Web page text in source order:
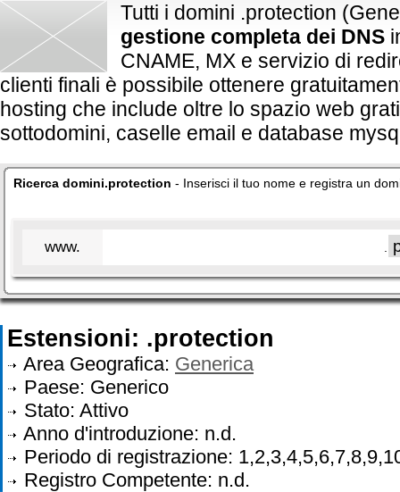
Tutti i domini .protection
gestione completa dei DNS
CNAME, MX e servizio di
clienti finali è possibile ottenere
hosting che include oltre lo spazio web
sottodomini, caselle email e database
Ricerca domini.protection - Inserisci il tuo nome e registra un
www.
Estensioni: .protection
Area Geografica: Generica
Paese: Generico
Stato: Attivo
Anno d'introduzione: n.d.
Periodo di registrazione:
Registro Competente: n.d.